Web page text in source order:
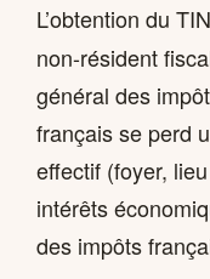
L’obtention du
non-résident
général des
français se perd
effectif (foyer,
intérêts
des impôts